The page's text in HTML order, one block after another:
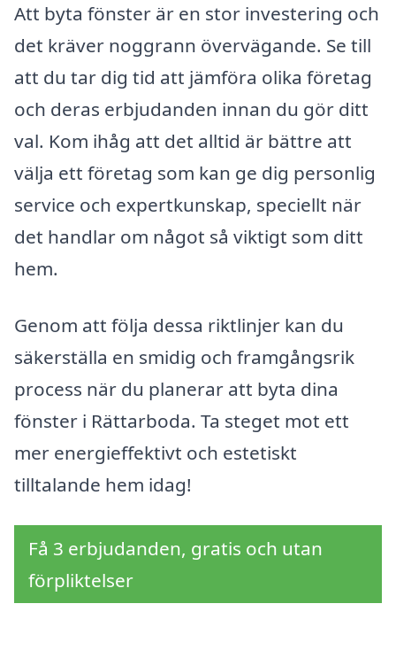
Att byta fönster är en stor investering och
det kräver noggrann övervägande. Se till
att du tar dig tid att jämföra olika företag
och deras erbjudanden innan du gör ditt
val. Kom ihåg att det alltid är bättre att
välja ett företag som kan ge dig personlig
service och expertkunskap, speciellt när
det handlar om något så viktigt som ditt
hem.
Genom att följa dessa riktlinjer kan du
säkerställa en smidig och framgångsrik
process när du planerar att byta dina
fönster i Rättarboda. Ta steget mot ett
mer energieffektivt och estetiskt
tilltalande hem idag!
Få 3 erbjudanden, gratis och utan
förpliktelser